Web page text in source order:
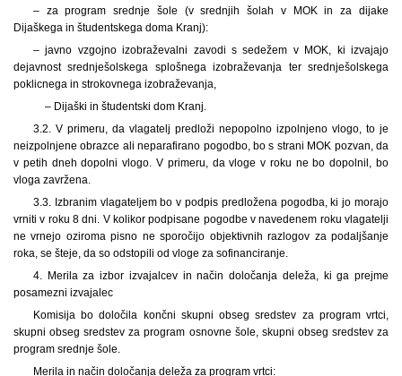
– za program srednje šole (v srednjih šolah v MOK in za dijake
Dijaškega in študentskega doma Kranj):
– javno vzgojno izobraževalni zavodi ssedežem v MOK, ki izvajajo
dejavnost srednješolskega splošnega izobraževanja ter srednješolskega
poklicnega in strokovnega izobraževanja,
– Dijaški in študentski dom Kranj.
3.2. V primeru, da vlagatelj predloži nepopolno izpolnjeno vlogo, to je
neizpolnjene obrazce ali neparafirano pogodbo, bo s strani MOK pozvan, da
v petih dneh dopolni vlogo. V primeru, da vloge v roku ne bo dopolnil, bo
vloga zavržena.
3.3. Izbranim vlagateljem bo v podpis predložena pogodba, ki jo morajo
vrniti v roku 8 dni. V kolikor podpisane pogodbe v navedenem roku vlagatelji
ne vrnejo oziroma pisno ne sporočijo objektivnih razlogov za podaljšanje
roka, se šteje, da so odstopili od vloge za sofinanciranje.
4. Merila za izbor izvajalcev in način določanja deleža, ki ga prejme
posamezni izvajalec
Komisija bo določila končni skupni obseg sredstev za program vrtci,
skupni obseg sredstev za program osnovne šole, skupni obseg sredstev za
program srednje šole.
Merila in način določanja deleža za program vrtci: